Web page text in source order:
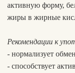
активную форму,
жиры в жирные
Рекомендации к
- нормализует
- способствует